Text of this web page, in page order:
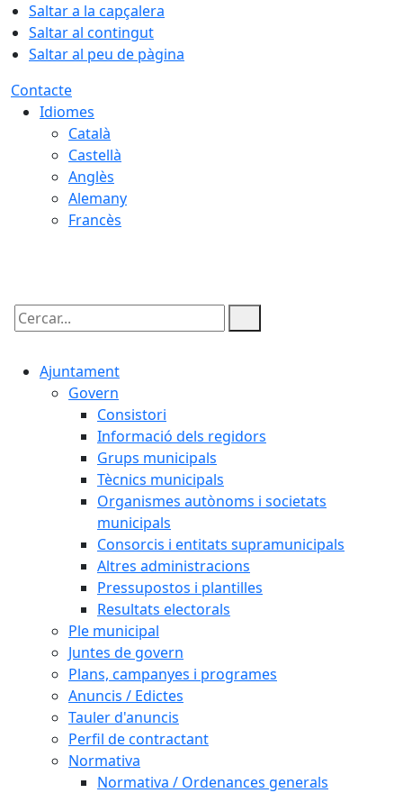
Saltar a la capçalera
Saltar al contingut
Saltar al peu de pàgina
Contacte
Idiomes
Català
Castellà
Anglès
Alemany
Francès
Cercar:
Ajuntament
Govern
Consistori
Informació dels regidors
Grups municipals
Tècnics municipals
Organismes autònoms i societats
municipals
Consorcis i entitats supramunicipals
Altres administracions
Pressupostos i plantilles
Resultats electorals
Ple municipal
Juntes de govern
Plans, campanyes i programes
Anuncis / Edictes
Tauler d'anuncis
Perfil de contractant
Normativa
Normativa / Ordenances generals